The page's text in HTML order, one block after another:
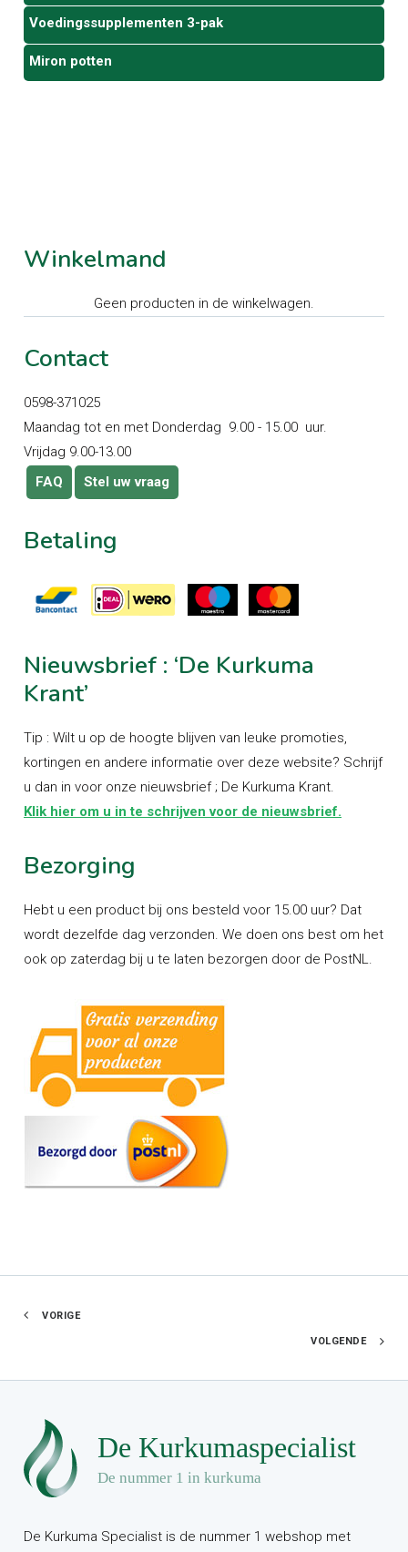
Voedingssupplementen 3-pak
Miron potten
Winkelmand
Geen producten in de winkelwagen.
Contact
0598-371025
Maandag tot en met Donderdag 9.00 - 15.00 uur.
Vrijdag 9.00-13.00
FAQ
Stel uw vraag
Betaling
Nieuwsbrief : ‘De Kurkuma
Krant’
Tip : Wilt u op de hoogte blijven van leuke promoties,
kortingen en andere informatie over deze website? Schrijf
u dan in voor onze nieuwsbrief ; De Kurkuma Krant.
Klik hier om u in te schrijven voor de nieuwsbrief.
Bezorging
Hebt u een product bij ons besteld voor 15.00 uur? Dat
wordt dezelfde dag verzonden. We doen ons best om het
ook op zaterdag bij u te laten bezorgen door de PostNL.
VORIGE
VOLGENDE
De Kurkuma Specialist is de nummer 1 webshop met